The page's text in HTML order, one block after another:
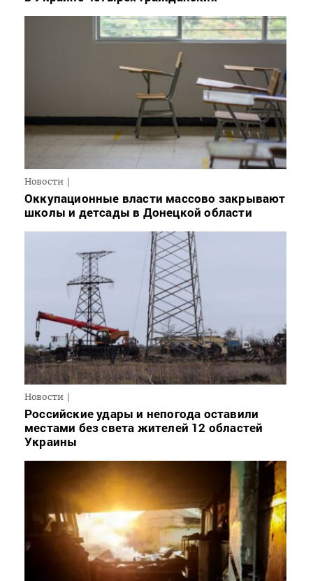
Новости
Оккупационные власти массово закрывают
школы и детсады в Донецкой области
Новости
Российские удары и непогода оставили
местами без света жителей 12 областей
Украины